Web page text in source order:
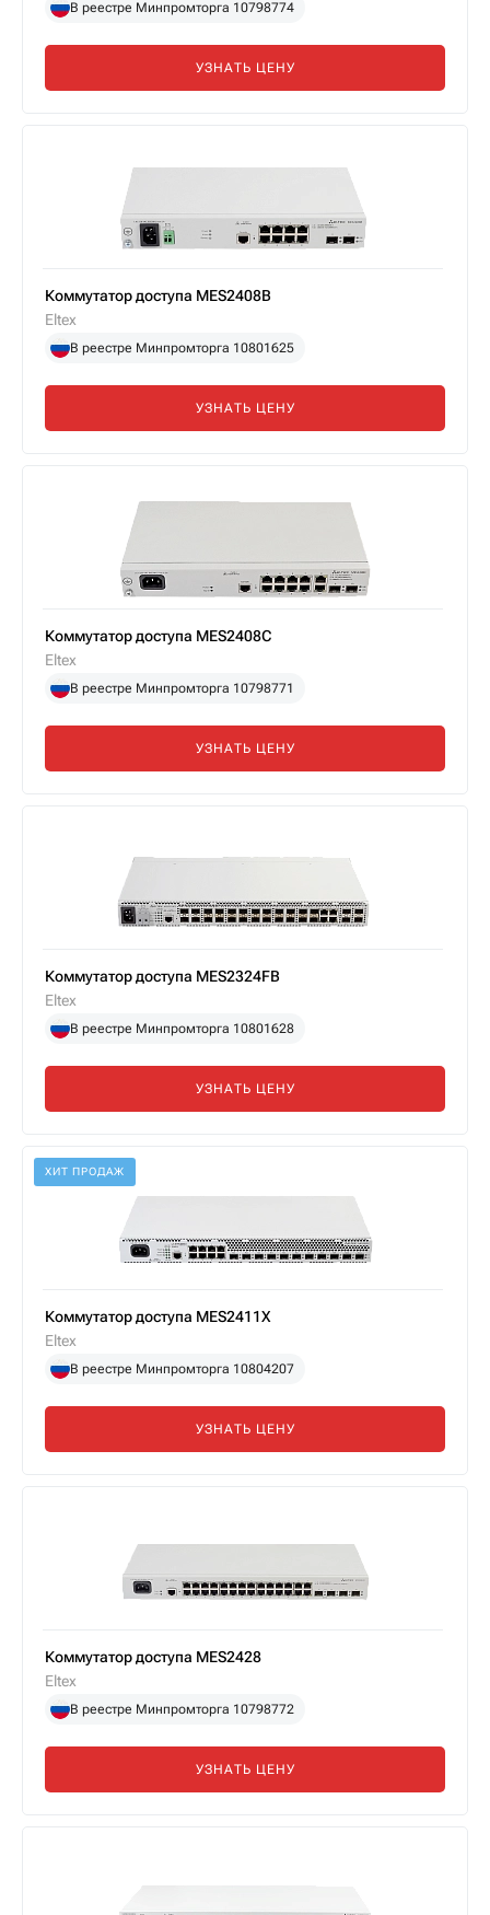
В реестре Минпромторга 10798774
УЗНАТЬ ЦЕНУ
Коммутатор доступа MES2408B
Eltex
В реестре Минпромторга 10801625
УЗНАТЬ ЦЕНУ
Коммутатор доступа MES2408C
Eltex
В реестре Минпромторга 10798771
УЗНАТЬ ЦЕНУ
Коммутатор доступа MES2324FB
Eltex
В реестре Минпромторга 10801628
УЗНАТЬ ЦЕНУ
ХИТ ПРОДАЖ
Коммутатор доступа MES2411X
Eltex
В реестре Минпромторга 10804207
УЗНАТЬ ЦЕНУ
Коммутатор доступа MES2428
Eltex
В реестре Минпромторга 10798772
УЗНАТЬ ЦЕНУ